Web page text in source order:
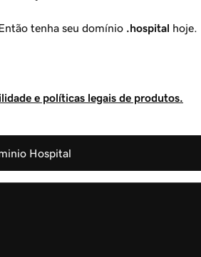
tenha seu domínio .hospital hoje.
e políticas legais de produtos.
Hospital